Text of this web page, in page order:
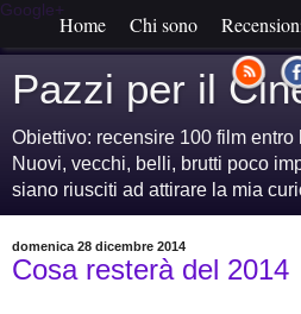
Google+
Home Chi sono
Pazzi per il
Obiettivo: recensire 100 film entro
Nuovi, vecchi, belli, brutti poco
siano riusciti ad attirare la mia
domenica 28 dicembre 2014
Cosa resterà del 2014